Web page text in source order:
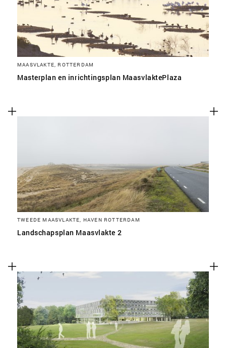
MAASVLAKTE, ROTTERDAM
Masterplan en inrichtingsplan MaasvlaktePlaza
TWEEDE MAASVLAKTE, HAVEN ROTTERDAM
Landschapsplan Maasvlakte 2